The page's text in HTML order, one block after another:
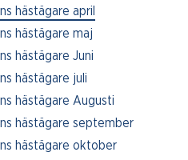
hästägare april
hästägare maj
hästägare Juni
hästägare juli
hästägare Augusti
hästägare september
hästägare oktober